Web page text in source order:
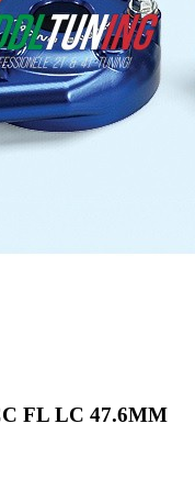
FL LC 47.6MM